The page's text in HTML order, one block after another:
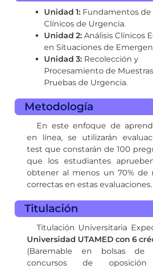
Unidad 1: Fundamentos de
Clínicos de Urgencia.
Unidad 2: Análisis Clínicos
en Situaciones de
Unidad 3: Recolección y
Procesamiento de
Pruebas de Urgencia.
Metodología
En este enfoque de
en línea, se utilizarán
test que constarán de 100
que los estudiantes
obtener al menos un 70% de
correctas en estas evaluaciones.
Titulación
Titulación Universitaria
Universidad UTAMED con 6
(Baremable en bolsas de
concursos de